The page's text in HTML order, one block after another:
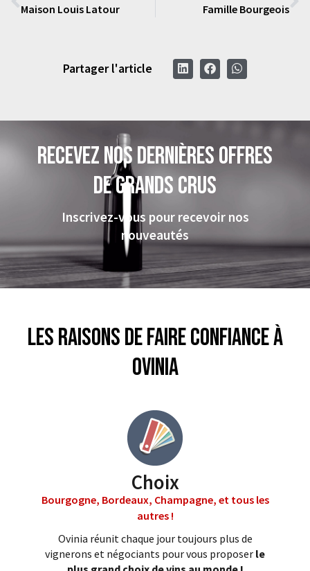
Maison Louis Latour Famille Bourgeois
Partager l'article
Recevez nos dernières offres
de grands crus
Inscrivez-vous pour recevoir nos
nouveautés
Les raisons de faire confiance à
Ovinia
Choix
Bourgogne, Bordeaux, Champagne, et tous les
autres !
Ovinia réunit chaque jour toujours plus de
vignerons et négociants pour vous proposer le